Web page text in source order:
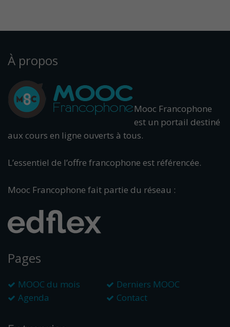
À propos
Mooc Francophone
est un portail destiné
aux cours en ligne ouverts à tous.
L’essentiel de l’offre francophone est référencée.
Mooc Francophone fait partie du réseau :
Pages
MOOC du mois
Derniers MOOC
Agenda
Contact